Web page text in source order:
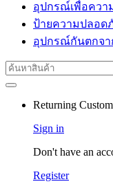
อุปกรณ์เพื่อควา
ป้ายความปลอด
อุปกรณ์กันตกจา
Search
for:
Returning
Sign in
Don't have an
Register